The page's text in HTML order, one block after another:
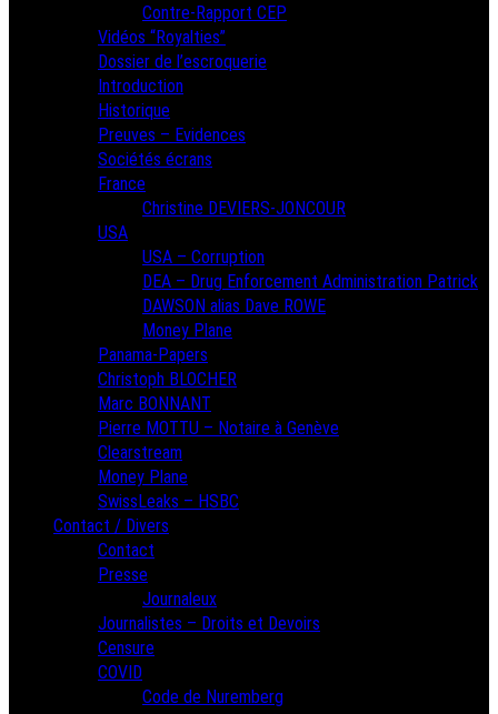
Contre-Rapport CEP
Vidéos “Royalties”
Dossier de l’escroquerie
Introduction
Historique
Preuves – Evidences
Sociétés écrans
France
Christine DEVIERS-JONCOUR
USA
USA – Corruption
DEA – Drug Enforcement Administration Patrick
DAWSON alias Dave ROWE
Money Plane
Panama-Papers
Christoph BLOCHER
Marc BONNANT
Pierre MOTTU – Notaire à Genève
Clearstream
Money Plane
SwissLeaks – HSBC
Contact / Divers
Contact
Presse
Journaleux
Journalistes – Droits et Devoirs
Censure
COVID
Code de Nuremberg